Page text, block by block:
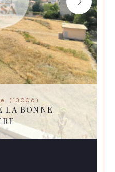
(13006)
LA BONNE